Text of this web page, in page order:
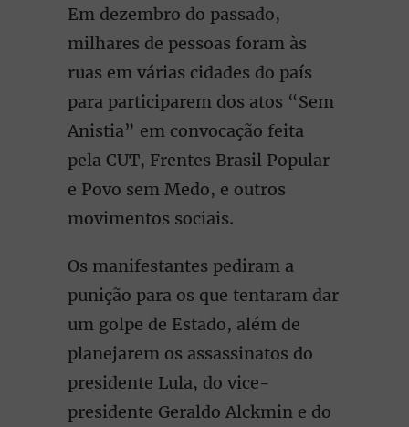
Em dezembro do passado,
milhares de pessoas foram às
ruas em várias cidades do país
para participarem dos atos “Sem
Anistia” em convocação feita
pela CUT, Frentes Brasil Popular
e Povo sem Medo, e outros
movimentos sociais.
Os manifestantes pediram a
punição para os que tentaram dar
um golpe de Estado, além de
planejarem os assassinatos do
presidente Lula, do vice-
presidente Geraldo Alckmin e do